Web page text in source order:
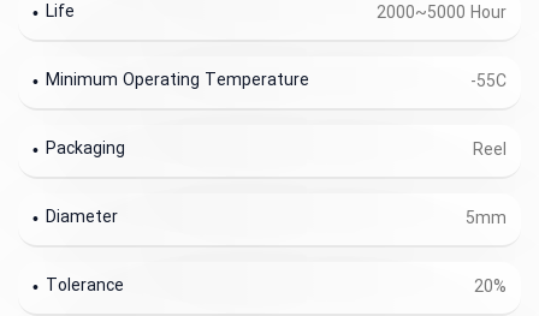
2000~5000 Hour
Life
-55C
Minimum Operating Temperature
Reel
Packaging
5mm
Diameter
20%
Tolerance